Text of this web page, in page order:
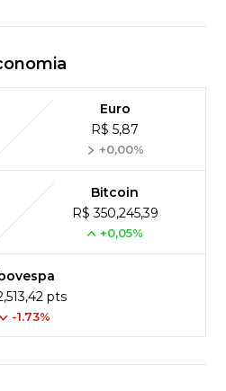
Euro
R$ 5,87
+0,00%
Bitcoin
R$ 350,245,39
+0,05%
pts
-1.73%